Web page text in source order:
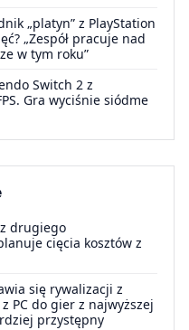
„platyn” z PlayStation
„Zespół pracuje nad
w tym roku”
Switch 2 z
Gra wyciśnie siódme
drugiego
cięcia kosztów z
się rywalizacji z
PC do gier z najwyższej
przystępny